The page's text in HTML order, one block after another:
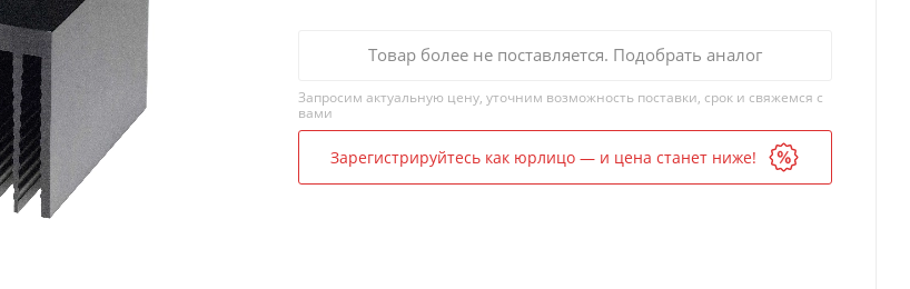
Товар более не поставляется. Подобрать аналог
Запросим актуальную цену, уточним возможность поставки, срок и свяжемся с
вами
Зарегистрируйтесь как юрлицо — и цена станет ниже!